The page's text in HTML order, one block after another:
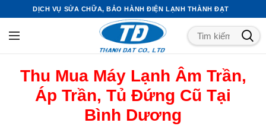
DỊCH VỤ SỬA CHỮA, BẢO HÀNH ĐIỆN LẠNH THÀNH ĐẠT
Thu Mua Máy Lạnh Âm Trần,
Áp Trần, Tủ Đứng Cũ Tại
Bình Dương